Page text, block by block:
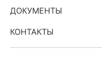
ДОКУМЕНТЫ
КОНТАКТЫ